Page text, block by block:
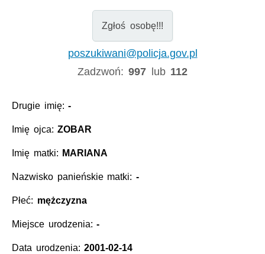
Zgłoś osobę!!!
poszukiwani@policja.gov.pl
Zadzwoń:997 lub 112
Drugie imię:-
Imię ojca:ZOBAR
Imię matki: MARIANA
Nazwisko panieńskie matki: -
Płeć: mężczyzna
Miejsce urodzenia:-
Data urodzenia:2001-02-14